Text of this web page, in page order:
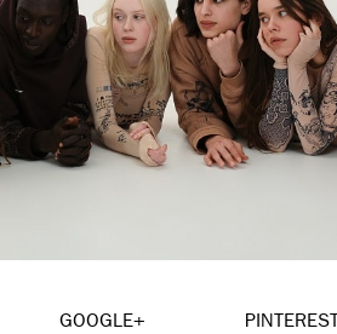
GOOGLE+ PINTEREST